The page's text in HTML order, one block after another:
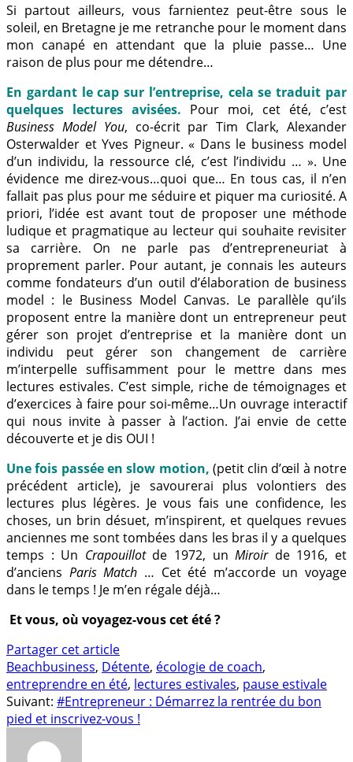
Si partout ailleurs, vous farnientez peut-être sous le
soleil, en Bretagne je me retranche pour le moment dans
mon canapé en attendant que la pluie passe… Une
raison de plus pour me détendre…
En gardant le cap sur l’entreprise, cela se traduit par
quelques lectures avisées. Pour moi, cet été, c’est
Business Model You, co-écrit par Tim Clark, Alexander
Osterwalder et Yves Pigneur. « Dans le business model
d’un individu, la ressource clé, c’est l’individu … ». Une
évidence me direz-vous…quoi que… En tous cas, il n’en
fallait pas plus pour me séduire et piquer ma curiosité. A
priori, l’idée est avant tout de proposer une méthode
ludique et pragmatique au lecteur qui souhaite revisiter
sa carrière. On ne parle pas d’entrepreneuriat à
proprement parler. Pour autant, je connais les auteurs
comme fondateurs d’un outil d’élaboration de business
model : le Business Model Canvas. Le parallèle qu’ils
proposent entre la manière dont un entrepreneur peut
gérer son projet d’entreprise et la manière dont un
individu peut gérer son changement de carrière
m’interpelle suffisamment pour le mettre dans mes
lectures estivales. C’est simple, riche de témoignages et
d’exercices à faire pour soi-même…Un ouvrage interactif
qui nous invite à passer à l’action. J’ai envie de cette
découverte et je dis OUI !
Une fois passée en slow motion, (petit clin d’œil à notre
précédent article), je savourerai plus volontiers des
lectures plus légères. Je vous fais une confidence, les
choses, un brin désuet, m’inspirent, et quelques revues
anciennes me sont tombées dans les bras il y a quelques
temps : Un Crapouillotde 1972, unMiroirde 1916, et
d’anciens Paris Match … Cet été m’accorde un voyage
dans le temps ! Je m’en régale déjà…
Et vous, où voyagez-vous cet été ?
Partager cet article
Beachbusiness, Détente, écologie de coach,
entreprendre en été, lectures estivales, pause estivale
Suivant: #Entrepreneur : Démarrez la rentrée du bon
pied et inscrivez-vous !